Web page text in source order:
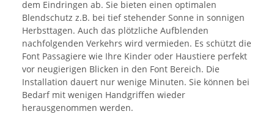
dem Eindringen ab. Sie bieten einen optimalen
Blendschutz z.B. bei tief stehender Sonne in sonnigen
Herbsttagen. Auch das plötzliche Aufblenden
nachfolgenden Verkehrs wird vermieden. Es schützt die
Font Passagiere wie Ihre Kinder oder Haustiere perfekt
vor neugierigen Blicken in den Font Bereich. Die
Installation dauert nur wenige Minuten. Sie können bei
Bedarf mit wenigen Handgriffen wieder
herausgenommen werden.